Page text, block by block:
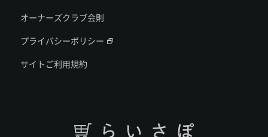
オーナーズクラブ会則
プライバシーポリシー
サイトご利用規約